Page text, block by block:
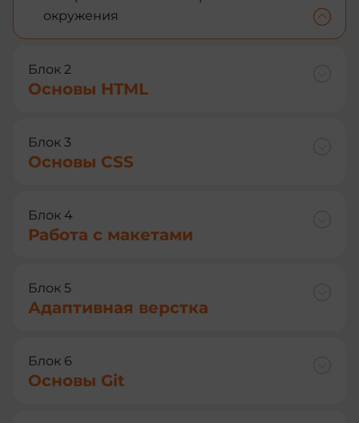
окружения
Блок 2
Основы HTML
Блок 3
Основы CSS
Блок 4
Работа с макетами
Блок 5
Адаптивная верстка
Блок 6
Основы Git